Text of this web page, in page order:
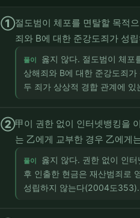
①절도범이 체포를 면탈할 목적
죄와 B에 대한 준강도죄가 성
풀이
옳지 않다. 절도범이 체포
상해죄와 B에 대한 준강도죄
두 죄가 상상적 경합 관계에 있
②甲이 권한 없이 인터넷뱅킹을
는 乙에게 교부한 경우 乙에게
풀이
옳지 않다. 권한 없이 인
후 인출한 현금은 재산범죄로
성립하지 않는다(2004도353).